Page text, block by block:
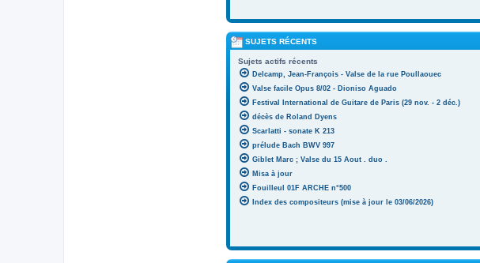
SUJETS RÉCENTS
Sujets actifs récents
Delcamp, Jean-François - Valse de la rue Poullaouec
Valse facile Opus 8/02 - Dioniso Aguado
Festival International de Guitare de Paris (29 nov. - 2 déc.)
décès de Roland Dyens
Scarlatti - sonate K 213
prélude Bach BWV 997
Giblet Marc ; Valse du 15 Aout . duo .
Misa à jour
Fouilleul 01F ARCHE n°500
Index des compositeurs (mise à jour le 03/06/2026)